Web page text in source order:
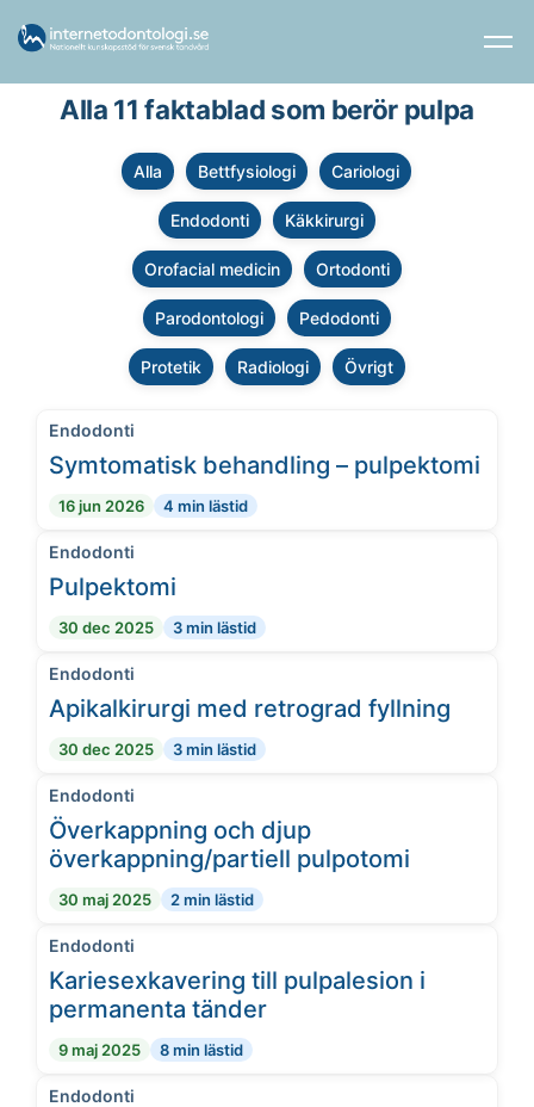
Alla 11 faktablad som berör pulpa
Alla Bettfysiologi Cariologi
Endodonti Käkkirurgi
Orofacial medicin Ortodonti
Parodontologi Pedodonti
Protetik Radiologi Övrigt
Endodonti
Symtomatisk behandling – pulpektomi
16 jun 2026 4 min lästid
Endodonti
Pulpektomi
30 dec 2025 3 min lästid
Endodonti
Apikalkirurgi med retrograd fyllning
30 dec 2025 3 min lästid
Endodonti
Överkappning och djup
överkappning/partiell pulpotomi
30 maj 2025 2 min lästid
Endodonti
Kariesexkavering till pulpalesion i
permanenta tänder
9 maj 2025 8 min lästid
Endodonti